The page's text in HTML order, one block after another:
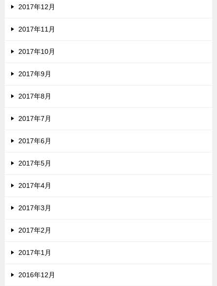
2017年12月
2017年11月
2017年10月
2017年9月
2017年8月
2017年7月
2017年6月
2017年5月
2017年4月
2017年3月
2017年2月
2017年1月
2016年12月